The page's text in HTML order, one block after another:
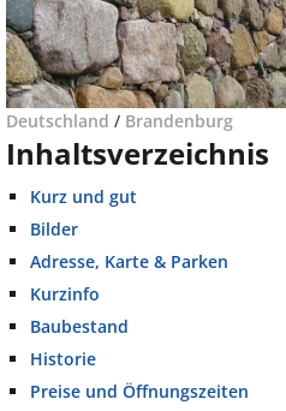
Deutschland / Brandenburg
Inhaltsverzeichnis
Kurz und gut
Bilder
Adresse, Karte & Parken
Kurzinfo
Baubestand
Historie
Preise und Öffnungszeiten